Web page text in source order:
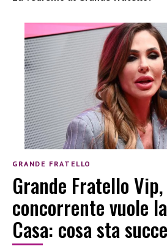
GRANDE FRATELLO
Grande Fratello
concorrente vuole
Casa: cosa sta